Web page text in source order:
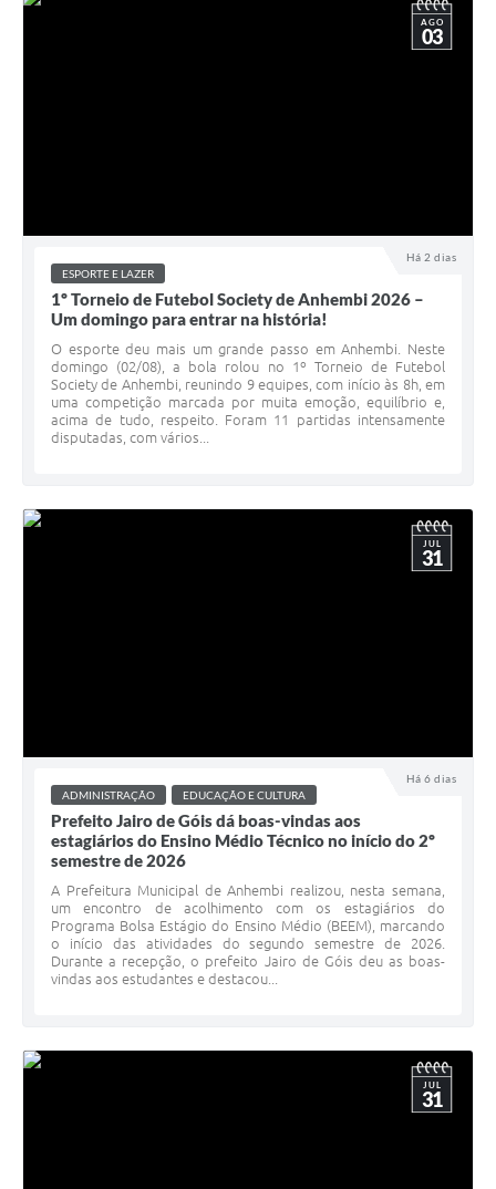
Há 2 dias
AGO
03
ESPORTE E LAZER
1º Torneio de Futebol Society de Anhembi 2026 –
Um domingo para entrar na história!
O esporte deu mais um grande passo em Anhembi. Neste
domingo (02/08), a bola rolou no 1º Torneio de Futebol
Society de Anhembi, reunindo 9 equipes, com início às 8h, em
uma competição marcada por muita emoção, equilíbrio e,
acima de tudo, respeito. Foram 11 partidas intensamente
disputadas, com vários...
Há 6 dias
JUL
31
ADMINISTRAÇÃO EDUCAÇÃO E CULTURA
Prefeito Jairo de Góis dá boas-vindas aos
estagiários do Ensino Médio Técnico no início do 2º
semestre de 2026
A Prefeitura Municipal de Anhembi realizou, nesta semana,
um encontro de acolhimento com os estagiários do
Programa Bolsa Estágio do Ensino Médio (BEEM), marcando
o início das atividades do segundo semestre de 2026.
Durante a recepção, o prefeito Jairo de Góis deu as boas-
vindas aos estudantes e destacou...
JUL
31